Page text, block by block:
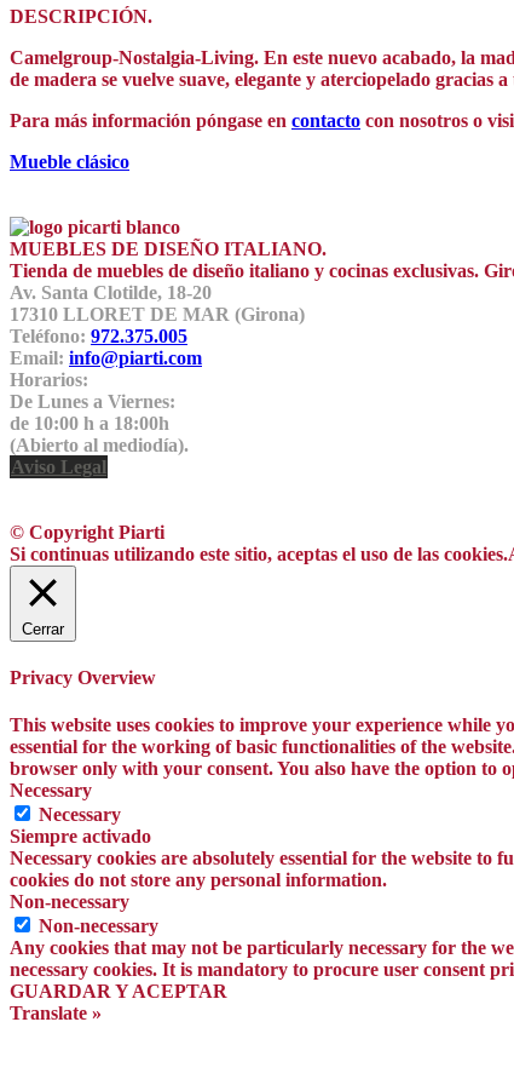
DESCRIPCIÓN.
Camelgroup-Nostalgia-Living. En este nuevo acabado, la
de madera se vuelve suave, elegante y aterciopelado
Para más información póngase en contacto con nosotros o
Mueble clásico
MUEBLES DE DISEÑO ITALIANO.
Tienda de muebles de diseño italiano y cocinas exclusivas.
Av. Santa Clotilde, 18-20
17310 LLORET DE MAR (Girona)
Teléfono: 972.375.005
Email: info@piarti.com
Horarios:
De Lunes a Viernes:
de 10:00 h a 18:00h
(Abierto al mediodía).
Aviso Legal
© Copyright Piarti
Si continuas utilizando este sitio, aceptas el uso de las cookies.
Cerrar
Privacy Overview
This website uses cookies to improve your experience while
essential for the working of basic functionalities of the
browser only with your consent. You also have the option to
Necessary
Necessary
Siempre activado
Necessary cookies are absolutely essential for the website
cookies do not store any personal information.
Non-necessary
Non-necessary
Any cookies that may not be particularly necessary for the
necessary cookies. It is mandatory to procure user consent
GUARDAR Y ACEPTAR
Translate »